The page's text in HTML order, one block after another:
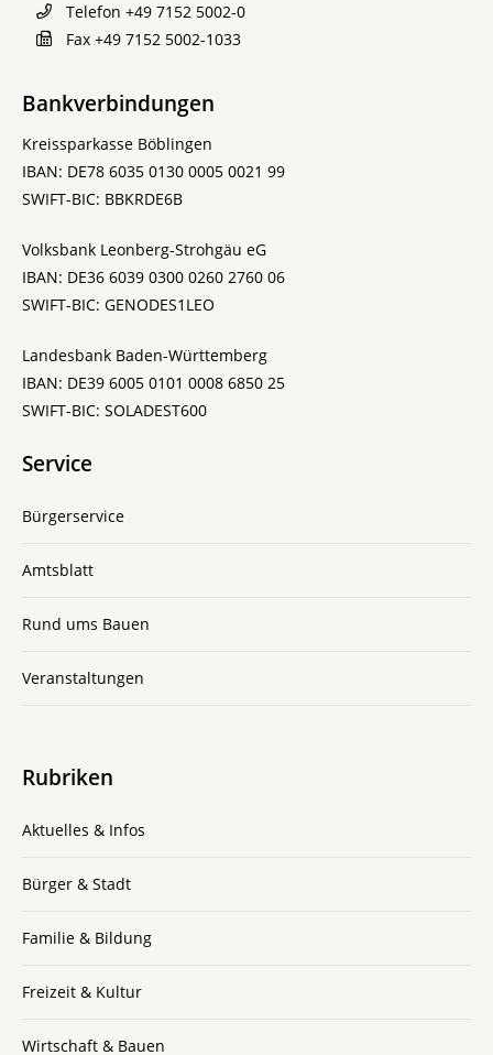
Telefon +49 7152 5002-0
Fax +49 7152 5002-1033
Bankverbindungen
Kreissparkasse Böblingen
IBAN: DE78 6035 0130 0005 0021 99
SWIFT-BIC: BBKRDE6B
Volksbank Leonberg-Strohgäu eG
IBAN: DE36 6039 0300 0260 2760 06
SWIFT-BIC: GENODES1LEO
Landesbank Baden-Württemberg
IBAN: DE39 6005 0101 0008 6850 25
SWIFT-BIC: SOLADEST600
Service
Bürgerservice
Amtsblatt
Rund ums Bauen
Veranstaltungen
Rubriken
Aktuelles & Infos
Bürger & Stadt
Familie & Bildung
Freizeit & Kultur
Wirtschaft & Bauen